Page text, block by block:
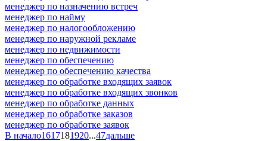
менеджер по назначению встреч
менеджер по найму
менеджер по налогообложению
менеджер по наружной рекламе
менеджер по недвижимости
менеджер по обеспечению
менеджер по обеспечению качества
менеджер по обработке входящих заявок
менеджер по обработке входящих звонков
менеджер по обработке данных
менеджер по обработке заказов
менеджер по обработке заявок
В начало1617181920...47дальше